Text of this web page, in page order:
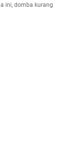
ini, domba kurang